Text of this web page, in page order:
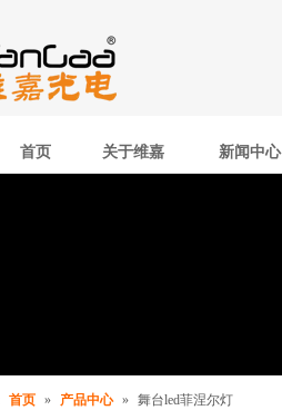
首页 关于维嘉 新闻中心
首页 » 产品中心 » 舞台led菲涅尔灯